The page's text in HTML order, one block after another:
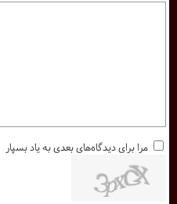
مرا برای دیدگاه‌های بعدی به یاد بسپار